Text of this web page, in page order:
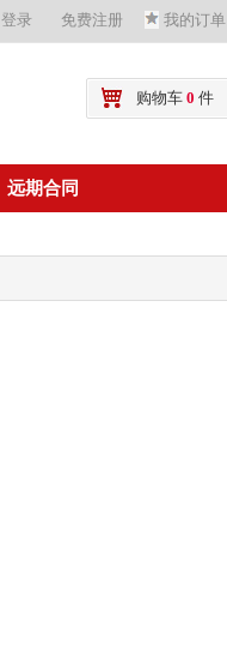
登录 免费注册 我的订单
购物车 0 件
远期合同